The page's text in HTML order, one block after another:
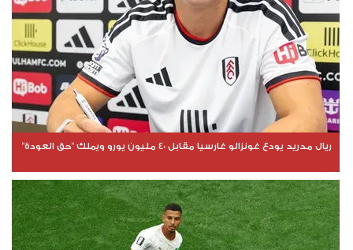
ريال مدريد يودع غونزالو غارسيا مقابل 40 مليون يورو ويملك "حق العودة"